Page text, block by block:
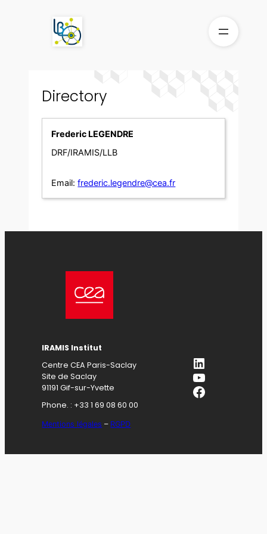
Directory
Frederic LEGENDRE
DRF/IRAMIS/LLB
Email: frederic.legendre@cea.fr
IRAMIS Institut
Centre CEA Paris-Saclay
Site de Saclay
91191 Gif-sur-Yvette
Phone. : +33 1 69 08 60 00
Mentions légales – RGPD
LinkedIn
YouTube
Facebook